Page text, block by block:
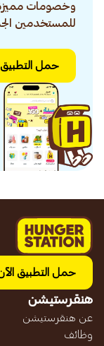
وخصومات
للمستخدمين
حمل التطبيق
حمل التطبيق
هنقرستيشن
عن هنقرستيشن
وظائف